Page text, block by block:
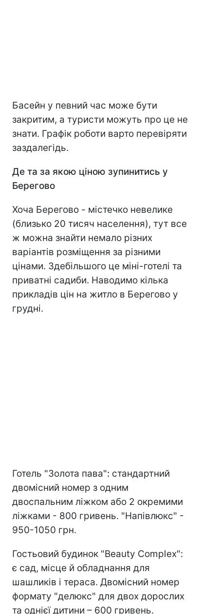
Басейн у певний час може бути
закритим, а туристи можуть про це не
знати. Графік роботи варто перевіряти
заздалегідь.
Де та за якою ціною зупинитись у
Берегово
Хоча Берегово - містечко невелике
(близько 20 тисяч населення), тут все
ж можна знайти немало різних
варіантів розміщення за різними
цінами. Здебільшого це міні-готелі та
приватні садиби. Наводимо кілька
прикладів цін на житло в Берегово у
грудні.
Готель "Золота пава": стандартний
двомісний номер з одним
двоспальним ліжком або 2 окремими
ліжками - 800 гривень. "Напівлюкс" -
950-1050 грн.
Гостьовий будинок "Beauty Complex":
є сад, місце й обладнання для
шашликів і тераса. Двомісний номер
формату "делюкс" для двох дорослих
та однієї дитини – 600 гривень.